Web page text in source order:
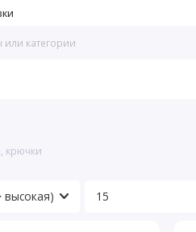
крючки